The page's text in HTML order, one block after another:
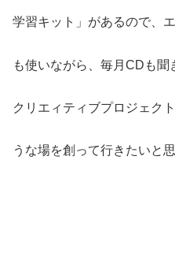
学習キット」があるので、
も使いながら、毎月CDも
クリエィティブプロジェク
うな場を創って行きたいと